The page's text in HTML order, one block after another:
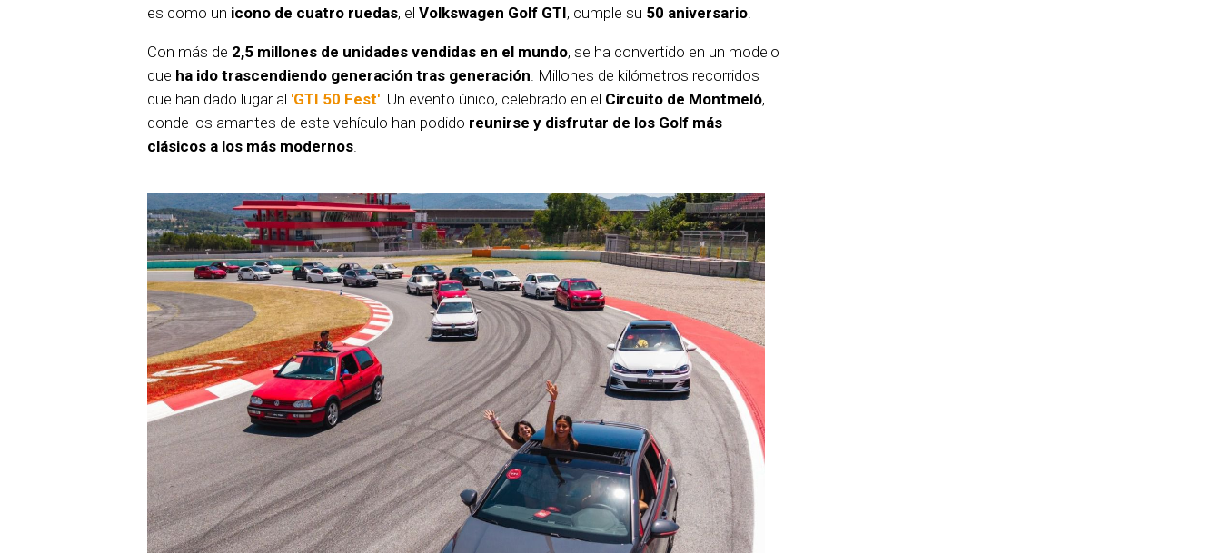
es como un icono de cuatro ruedas, el Volkswagen Golf GTI, cumple su 50 aniversario.
Con más de 2,5 millones de unidades vendidas en el mundo, se ha convertido en un modelo
que ha ido trascendiendo generación tras generación. Millones de kilómetros recorridos
que han dado lugar al 'GTI 50 Fest'. Un evento único, celebrado en el Circuito de Montmeló,
donde los amantes de este vehículo han podido reunirse y disfrutar de los Golf más
clásicos a los más modernos.